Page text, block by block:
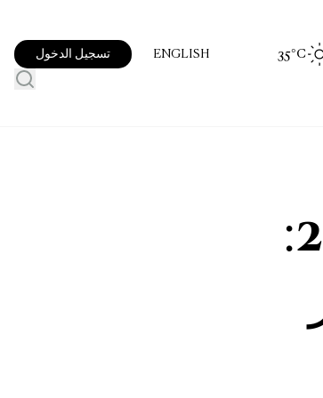
35 °C
ENGLISH تسجيل الدخول
جائزة السعودية الكبرى 2025: